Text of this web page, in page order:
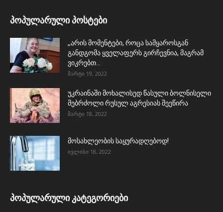
პოპულარული პოსტები
,,არის მომენტები, როცა სამყაროსგან
განდგომა ყველაფერს გირჩევნია, მაგრამ
ვიკრებთ...
მარტი 19, 2022
უკრაინაში მოხალისედ წასული ბოლნისელი
მებრძოლი რუსულ აგრესიას შეეწირა
მარტი 18, 2022
მოსახლეობის საყურადღებოდ!
ივლისი 18, 2022
პოპულარული კატეგორიები